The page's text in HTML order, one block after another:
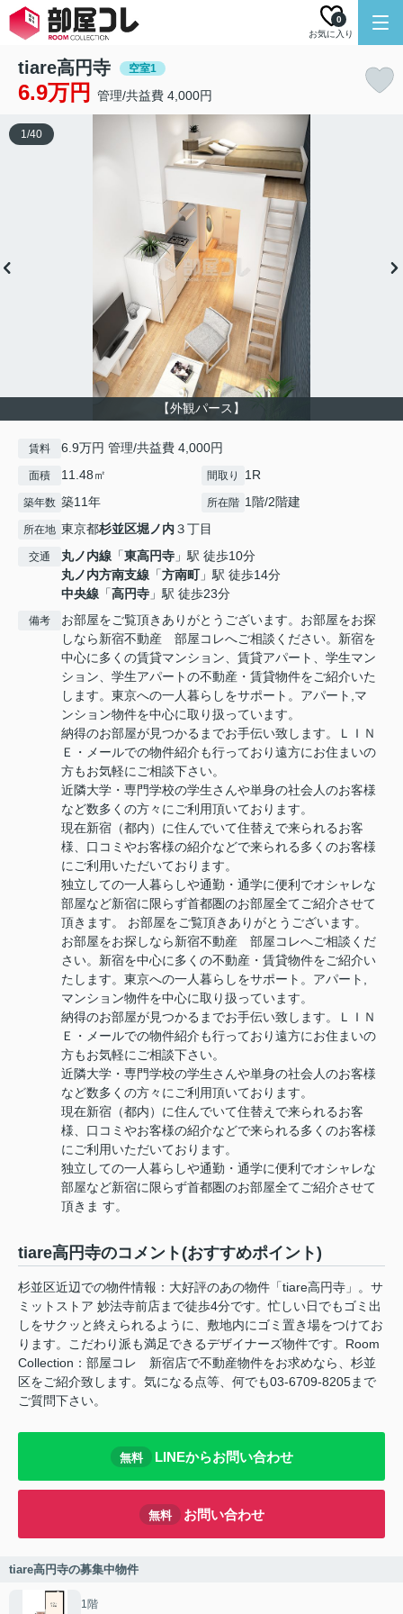
お気に入り
0
tiare高円寺 空室1
6.9万円 管理/共益費 4,000円
【外観パース】
1/40
賃料 6.9万円 管理/共益費 4,000円
面積 11.48㎡ 間取り 1R
築年数 築11年 所在階 1階/2階建
所在地 東京都杉並区堀ノ内３丁目
交通 丸ノ内線 「東高円寺 」駅 徒歩10分
丸ノ内方南支線 「方南町」駅 徒歩14分
中央線 「高円寺 」駅 徒歩23分
備考
お部屋をご覧頂きありがとうございます。お部屋をお探
しなら新宿不動産 部屋コレへご相談ください。新宿を
中心に多くの賃貸マンション、賃貸アパート、学生マン
ション、学生アパートの不動産・賃貸物件をご紹介いた
します。東京への一人暮らしをサポート。アパート,マ
ンション物件を中心に取り扱っています。
納得のお部屋が見つかるまでお手伝い致します。ＬＩＮ
Ｅ・メールでの物件紹介も行っており遠方にお住まいの
方もお気軽にご相談下さい。
近隣大学・専門学校の学生さんや単身の社会人のお客様
など数多くの方々にご利用頂いております。
現在新宿（都内）に住んでいて住替えで来られるお客
様、口コミやお客様の紹介などで来られる多くのお客様
にご利用いただいております。
独立しての一人暮らしや通勤・通学に便利でオシャレな
部屋など新宿に限らず首都圏のお部屋全てご紹介させて
頂きます。 お部屋をご覧頂きありがとうございます。
お部屋をお探しなら新宿不動産 部屋コレへご相談くだ
さい。新宿を中心に多くの不動産・賃貸物件をご紹介い
たします。東京への一人暮らしをサポート。アパート,
マンション物件を中心に取り扱っています。
納得のお部屋が見つかるまでお手伝い致します。ＬＩＮ
Ｅ・メールでの物件紹介も行っており遠方にお住まいの
方もお気軽にご相談下さい。
近隣大学・専門学校の学生さんや単身の社会人のお客様
など数多くの方々にご利用頂いております。
現在新宿（都内）に住んでいて住替えで来られるお客
様、口コミやお客様の紹介などで来られる多くのお客様
にご利用いただいております。
独立しての一人暮らしや通勤・通学に便利でオシャレな
部屋など新宿に限らず首都圏のお部屋全てご紹介させて
頂きま す。
tiare高円寺のコメント(おすすめポイント)
杉並区近辺での物件情報：大好評のあの物件「tiare高円寺」。サ
ミットストア 妙法寺前店まで徒歩4分です。忙しい日でもゴミ出
しをサクッと終えられるように、敷地内にゴミ置き場をつけてお
ります。こだわり派も満足できるデザイナーズ物件です。Room
Collection：部屋コレ 新宿店で不動産物件をお求めなら、杉並
区をご紹介致します。気になる点等、何でも03-6709-8205まで
ご質問下さい。
無料 LINEからお問い合わせ
無料 お問い合わせ
tiare高円寺の募集中物件
1階